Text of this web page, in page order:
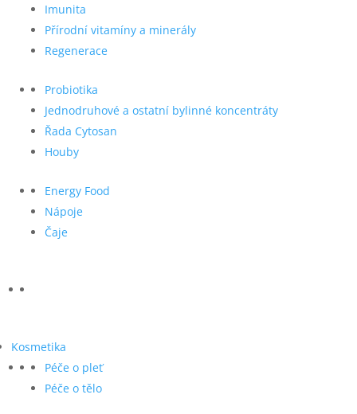
Imunita
Přírodní vitamíny a minerály
Regenerace
Probiotika
Jednodruhové a ostatní bylinné koncentráty
Řada Cytosan
Houby
Energy Food
Nápoje
Čaje
Kosmetika
Péče o pleť
Péče o tělo